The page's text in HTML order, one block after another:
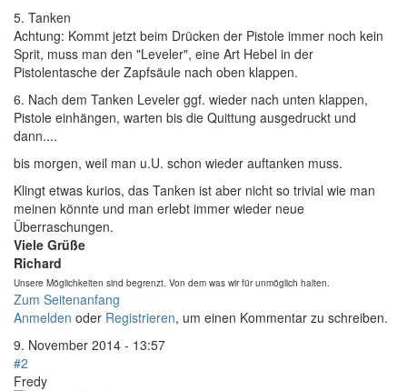
5. Tanken
Achtung: Kommt jetzt beim Drücken der Pistole immer noch kein
Sprit, muss man den "Leveler", eine Art Hebel in der
Pistolentasche der Zapfsäule nach oben klappen.
6. Nach dem Tanken Leveler ggf. wieder nach unten klappen,
Pistole einhängen, warten bis die Quittung ausgedruckt und
dann....
bis morgen, weil man u.U. schon wieder auftanken muss.
Klingt etwas kurios, das Tanken ist aber nicht so trivial wie man
meinen könnte und man erlebt immer wieder neue
Überraschungen.
Viele Grüße
Richard
Unsere Möglichkeiten sind begrenzt. Von dem was wir für unmöglich halten.
Zum Seitenanfang
Anmelden oder Registrieren, um einen Kommentar zu schreiben.
9. November 2014 - 13:57
#2
Fredy